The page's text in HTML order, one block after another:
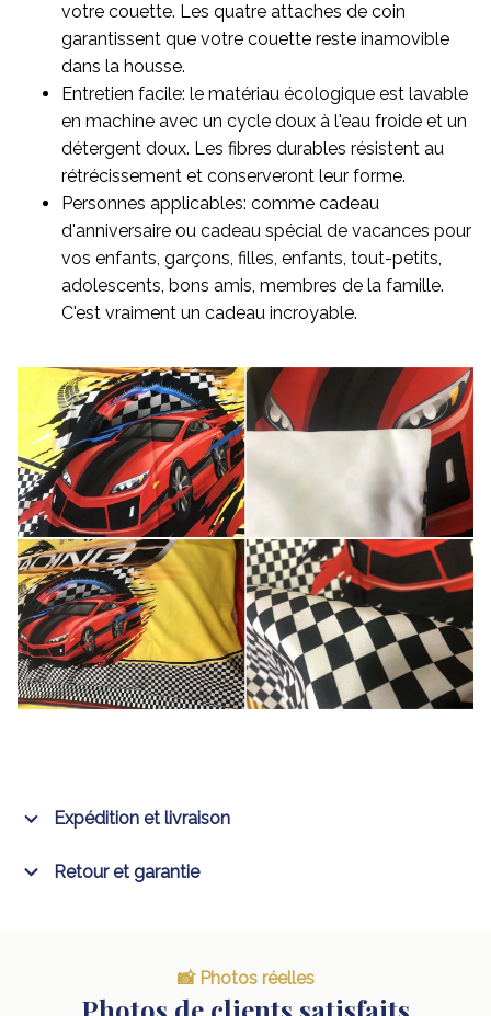
votre couette. Les quatre attaches de coin
garantissent que votre couette reste inamovible
dans la housse.
Entretien facile: le matériau écologique est lavable
en machine avec un cycle doux à l'eau froide et un
détergent doux. Les fibres durables résistent au
rétrécissement et conserveront leur forme.
Personnes applicables: comme cadeau
d'anniversaire ou cadeau spécial de vacances pour
vos enfants, garçons, filles, enfants, tout-petits,
adolescents, bons amis, membres de la famille.
C'est vraiment un cadeau incroyable.
Expédition et livraison
Retour et garantie
📸 Photos réelles